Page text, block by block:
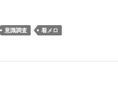
意識調査 着メロ